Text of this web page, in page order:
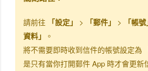
請前往 「設定」 > 「郵件」 > 「帳號
資料」
。
將不需要即時收到信件的帳號設定為
是只有當你打開郵件 App 時才會更新